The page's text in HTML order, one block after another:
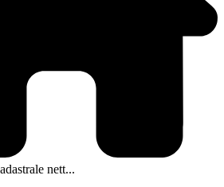
nett...